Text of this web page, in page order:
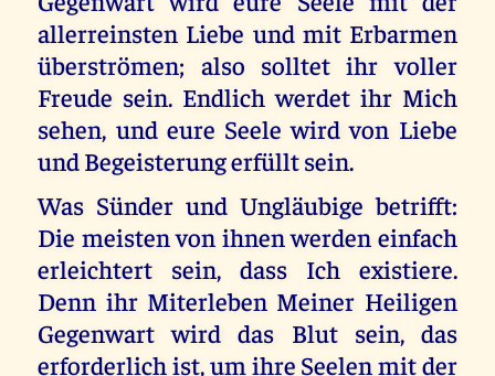
allerreinsten Liebe und mit Erbarmen
überströmen; also solltet ihr voller
Freude sein. Endlich werdet ihr Mich
sehen, und eure Seele wird von Liebe
und Begeisterung erfüllt sein.
Was Sünder und Ungläubige betrifft:
Die meisten von ihnen werden einfach
erleichtert sein, dass Ich existiere.
Denn ihr Miterleben Meiner Heiligen
Gegenwart wird das Blut sein, das
erforderlich ist, um ihre Seelen mit der